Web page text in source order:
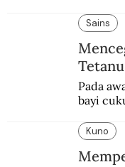
Sains
Pada
bayi
Kuno